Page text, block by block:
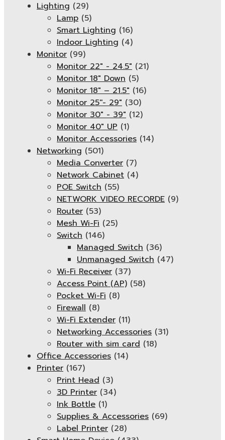
Lighting (29)
Lamp (5)
Smart Lighting (16)
Indoor Lighting (4)
Monitor (99)
Monitor 22" - 24.5" (21)
Monitor 18" Down (5)
Monitor 18″ – 21.5″ (16)
Monitor 25''- 29" (30)
Monitor 30" - 39" (12)
Monitor 40" UP (1)
Monitor Accessories (14)
Networking (501)
Media Converter (7)
Network Cabinet (4)
POE Switch (55)
NETWORK VIDEO RECORDE (9)
Router (53)
Mesh Wi-Fi (25)
Switch (146)
Managed Switch (36)
Unmanaged Switch (47)
Wi-Fi Receiver (37)
Access Point (AP) (58)
Pocket Wi-Fi (8)
Firewall (8)
Wi-Fi Extender (11)
Networking Accessories (31)
Router with sim card (18)
Office Accessories (14)
Printer (167)
Print Head (3)
3D Printer (34)
Ink Bottle (1)
Supplies & Accessories (69)
Label Printer (28)